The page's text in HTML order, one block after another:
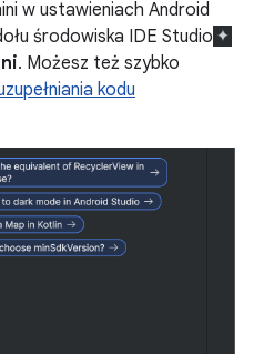
w ustawieniach Android
środowiska IDE Studio
. Możesz też szybko
kodu